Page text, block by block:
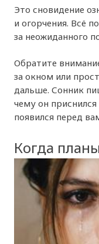
Это сновидение
и огорчения. Всё
за неожиданного
Обратите
за окном или
дальше. Сонник
чему он
появился перед
Когда